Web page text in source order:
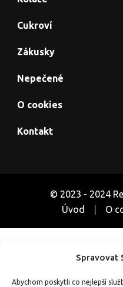
Spravovat
Abychom poskytli co nejlepší
Cukroví
Zákusky
Nepečené
O cookies
Kontakt
© 2023 - 2024
Úvod
O
|Osobní